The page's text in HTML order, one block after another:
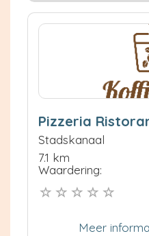
Pizzeria
Stadskanaal
7.1 km
Waardering:
Meer